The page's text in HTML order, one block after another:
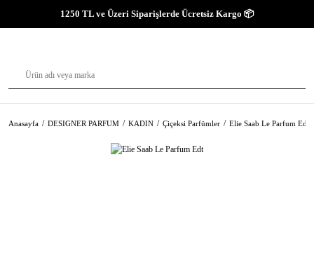
1250 TL ve Üzeri Siparişlerde Ücretsiz Kargo 📦
Anasayfa DESIGNER PARFUM KADIN Çiçeksi Parfümler Elie Saab Le Parfum Edt